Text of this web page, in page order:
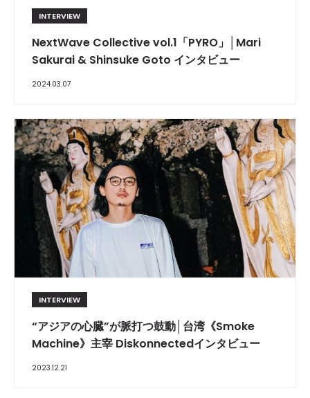
INTERVIEW
NextWave Collective vol.1「PYRO」│Mari
Sakurai & Shinsuke Goto インタビュー
2024.03.07
INTERVIEW
“アジアの心臓”が脈打つ鼓動│台湾《Smoke
Machine》主宰 Diskonnectedインタビュー
2023.12.21